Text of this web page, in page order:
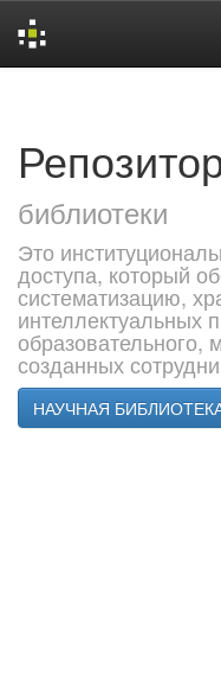
библиотеки
Это
доступа, который
систематизацию,
интеллектуальных
образовательного,
созданных
НАУЧНАЯ